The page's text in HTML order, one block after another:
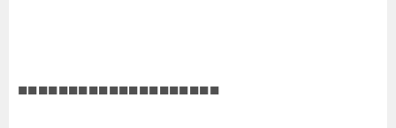
■■■■■■■■■■■■■■■■■■■■